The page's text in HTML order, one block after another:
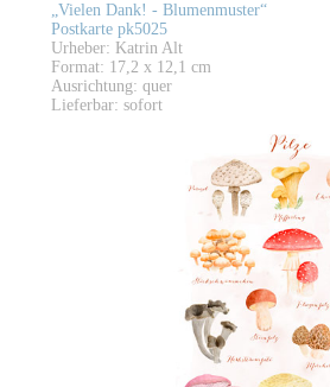
„Vielen Dank! - Blumenmuster“
Postkarte pk5025
Urheber: Katrin Alt
Format: 17,2 x 12,1 cm
Ausrichtung: quer
Lieferbar: sofort